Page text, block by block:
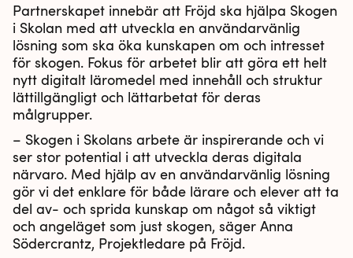
Partnerskapet innebär att Fröjd ska hjälpa Skogen
i Skolan med att utveckla en användarvänlig
lösning som ska öka kunskapen om och intresset
för skogen. Fokus för arbetet blir att göra ett helt
nytt digitalt läromedel med innehåll och struktur
lättillgängligt och lättarbetat för deras
målgrupper.
– Skogen i Skolans arbete är inspirerande och vi
ser stor potential i att utveckla deras digitala
närvaro. Med hjälp av en användarvänlig lösning
gör vi det enklare för både lärare och elever att ta
del av- och sprida kunskap om något så viktigt
och angeläget som just skogen, säger Anna
Södercrantz, Projektledare på Fröjd.